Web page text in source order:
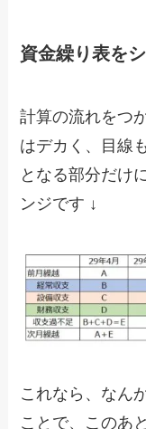
資金繰り表を
計算の流れをつ
はデカく、目線
となる部分だけ
ンジです ↓
これなら、なん
ことで、このあ